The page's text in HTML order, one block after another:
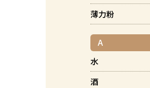
薄力粉
A
水
酒